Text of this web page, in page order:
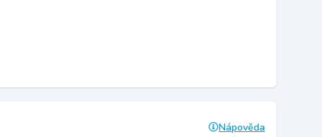
Nápověda